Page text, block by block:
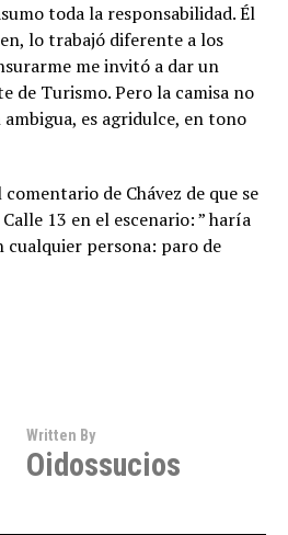
toda la responsabilidad. Él
lo trabajó diferente a los
me invitó a dar un
de Turismo. Pero la camisa no
ambigua, es agridulce, en tono
de Chávez de que se
13 en el escenario: ” haría
cualquier persona: paro de
Written By
Oidossucios